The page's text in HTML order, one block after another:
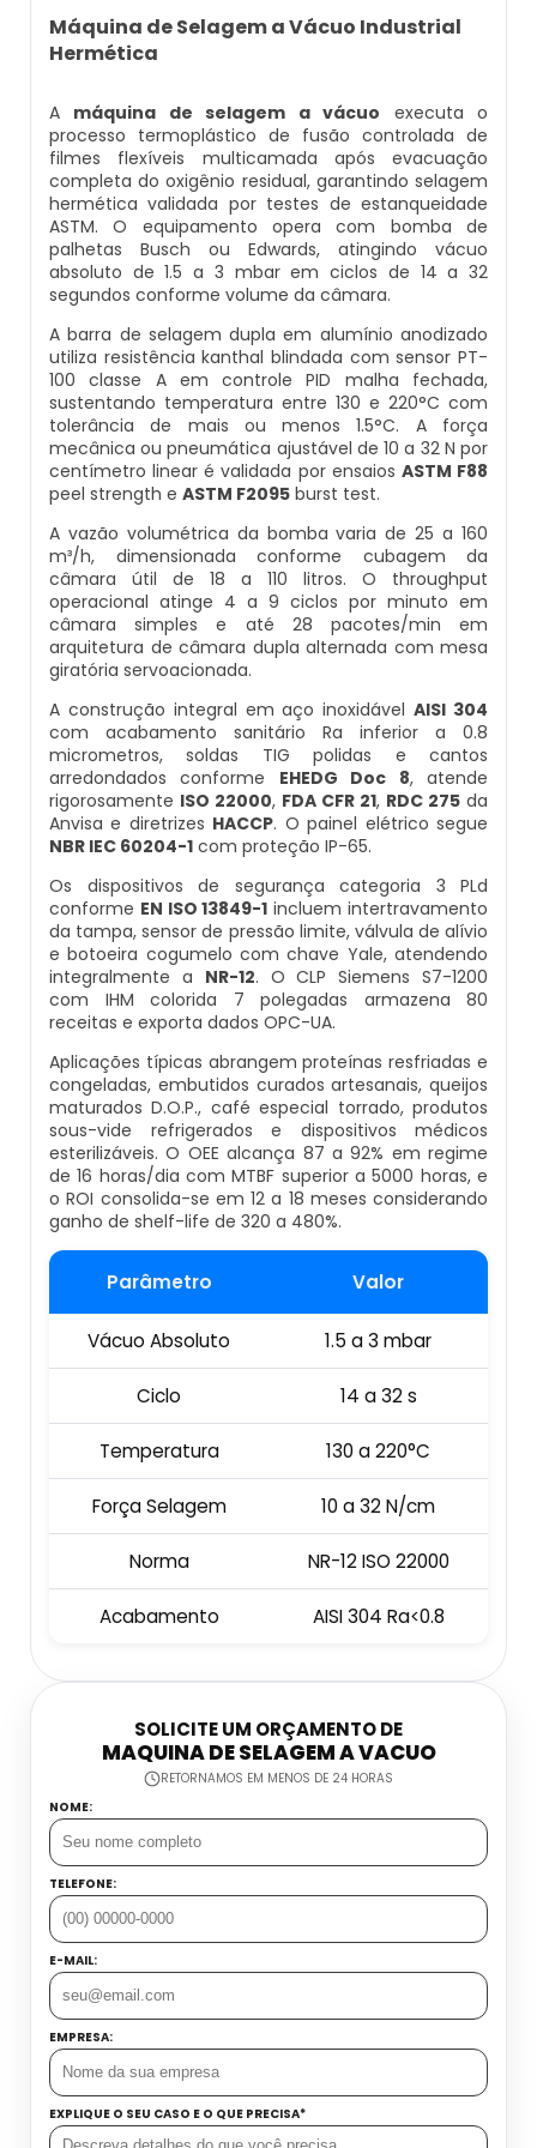
Embaladora Industrial
Pesadora De Grãos
Embaladora De Doces
Embaladora Vertical
Pesadora De Pão
Seladora Automática Com Datador
Pesadora De Salgados Congelados
Balança Multicabeçote
Pesadora Para Biscoito De Polvilho
Pesadora Para Pão De Queijo
Dosador De Rosca
Pesadoras Automáticas
Embaladora De Graos
Seladora Automática Com Esteira
Embaladora De Pao
Esteira Alimentadora
Seladora Contínua Com Datador
Maquina Contadora
Seladora Rotativa Contínua
Seladoras Automáticas Com Data
Pesadora
Embaladora De Feijão
Embaladora E Seladora
Dosadora Para Grãos
Máquina Seladora Automática
Máquina Seladora De Alimentos
Seladora Contínua Automática
Seladora De Gelo
Seladora De Pedal Preço
Balança Contadora Industrial
Datador Ink Jet Manual
Datador Ink Jet Portátil
Datador Para Caixa De Papelão
Datador Para Embaladora
Datador Para Embalagens Plásticas
Datador Para Empacotadora
Datador De Tampas
Datador Para Plástico
Datador Para Embalagem Manual
Datador Elétrico
Datador Para Sacos Plasticos
Comprar Datador Automático
Datador Termico
Datador Automático A Venda
Datador Termo Transferência
Fornecedor Datador Automático
Datador De Caixas
Empresa De Datador Inkjet
Máquina Datadora Preço
Máquina Datadora Automática
Datador De Potes Tampas E Rótulos
Manutenção De Datador De Caixa
Datador Automático De Embalagens
Datador De Embalagens Automático
Datador Hot Stamping
Datador Inkjet Com Esteira
Datador Inkjet Manual
Datador Jato De Tinta
Datador Manual Preço
Datador Para Flow Pack
Datador Portátil
Datadora Automática
Máquina de Selagem a Vácuo Industrial
Hermética
A máquina de selagem a vácuo executa o
processo termoplástico de fusão controlada de
filmes flexíveis multicamada após evacuação
completa do oxigênio residual, garantindo selagem
hermética validada por testes de estanqueidade
ASTM. O equipamento opera com bomba de
palhetas Busch ou Edwards, atingindo vácuo
absoluto de 1.5 a 3 mbar em ciclos de 14 a 32
segundos conforme volume da câmara.
A barra de selagem dupla em alumínio anodizado
utiliza resistência kanthal blindada com sensor PT-
100 classe A em controle PID malha fechada,
sustentando temperatura entre 130 e 220°C com
tolerância de mais ou menos 1.5°C. A força
mecânica ou pneumática ajustável de 10 a 32 N por
centímetro linear é validada por ensaios ASTM F88
peel strength e ASTM F2095 burst test.
A vazão volumétrica da bomba varia de 25 a 160
m³/h, dimensionada conforme cubagem da
câmara útil de 18 a 110 litros. O throughput
operacional atinge 4 a 9 ciclos por minuto em
câmara simples e até 28 pacotes/min em
arquitetura de câmara dupla alternada com mesa
giratória servoacionada.
A construção integral em aço inoxidávelAISI 304
com acabamento sanitário Ra inferior a 0.8
micrometros, soldas TIG polidas e cantos
arredondados conforme EHEDG Doc 8, atende
rigorosamente ISO 22000, FDA CFR 21, RDC 275 da
Anvisa e diretrizes HACCP. O painel elétrico segue
NBR IEC 60204-1 com proteção IP-65.
Os dispositivos de segurança categoria 3 PLd
conforme EN ISO 13849-1 incluem intertravamento
da tampa, sensor de pressão limite, válvula de alívio
e botoeira cogumelo com chave Yale, atendendo
integralmente a NR-12. O CLP Siemens S7-1200
com IHM colorida 7 polegadas armazena 80
receitas e exporta dados OPC-UA.
Aplicações típicas abrangem proteínas resfriadas e
congeladas, embutidos curados artesanais, queijos
maturados D.O.P., café especial torrado, produtos
sous-vide refrigerados e dispositivos médicos
esterilizáveis. O OEE alcança 87 a 92% em regime
de 16 horas/dia com MTBF superior a 5000 horas, e
o ROI consolida-se em 12 a 18 meses considerando
ganho de shelf-life de 320 a 480%.
Parâmetro Valor
Vácuo Absoluto 1.5 a 3 mbar
Ciclo 14 a 32 s
Temperatura 130 a 220°C
Força Selagem 10 a 32 N/cm
Norma NR-12 ISO 22000
Acabamento AISI 304 Ra<0.8
SOLICITE UM ORÇAMENTO DE
MAQUINA DE SELAGEM A VACUO
RETORNAMOS EM MENOS DE 24 HORAS
NOME:
TELEFONE:
E-MAIL:
EMPRESA:
EXPLIQUE O SEU CASO E O QUE PRECISA*